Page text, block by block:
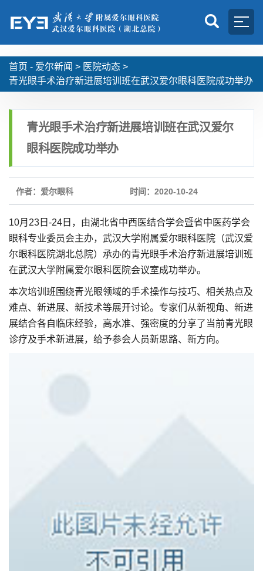
首页 - 爱尔新闻 > 医院动态 >
青光眼手术治疗新进展培训班在武汉爱尔眼科医院成功举办
青光眼手术治疗新进展培训班在武汉爱尔
眼科医院成功举办
作者：爱尔眼科 时间：2020-10-24
10月23日-24日，由湖北省中西医结合学会暨省中医药学会
眼科专业委员会主办，武汉大学附属爱尔眼科医院（武汉爱
尔眼科医院湖北总院）承办的青光眼手术治疗新进展培训班
在武汉大学附属爱尔眼科医院会议室成功举办。
本次培训班围绕青光眼领域的手术操作与技巧、相关热点及
难点、新进展、新技术等展开讨论。专家们从新视角、新进
展结合各自临床经验，高水准、强密度的分享了当前青光眼
诊疗及手术新进展，给予参会人员新思路、新方向。